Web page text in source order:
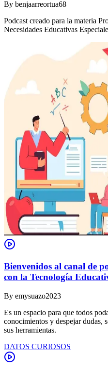
By benjaarreortua68
Podcast creado para la materia
Necesidades Educativas
Bienvenidos al canal de
con la Tecnología
By emysuazo2023
Es un espacio para que todos
conocimientos y despejar dudas,
sus herramientas.
DATOS CURIOSOS